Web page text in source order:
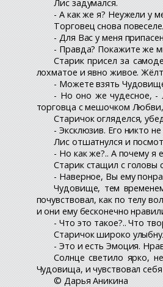
Лис задумался.
- А как же я? Неужели у
Торговец снова
- Для Вас у меня
- Правда? Покажите же
Старик присел за
лохматое и явно живое.
- Можете взять
- Но оно же чудесное, -
торговца с мешочком
Старичок огляделся,
- Эксклюзив. Его никто
Лис отшатнулся и
- Но как же?.. А почему я
Старик стащил с головы
- Наверное, Вы ему
Чудовище, тем
почувствовал, как по телу
и они ему бесконечно
- Что это такое?.. Что
Старичок широко
- Это и есть Эмоция.
Солнце светило ярко,
Чудовища, и чувствовал
© Дарья Аникина